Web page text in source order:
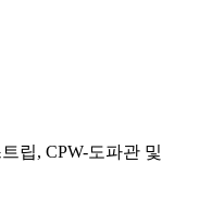
립, CPW-도파관 및